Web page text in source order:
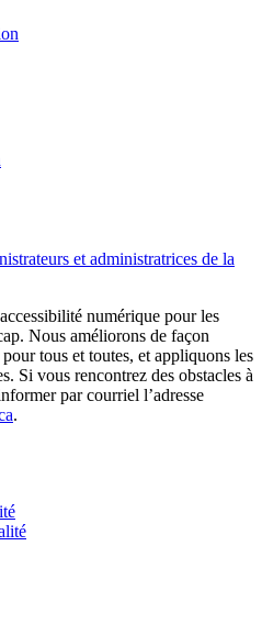
et administratrices de la
numérique pour les
Nous améliorons de façon
tous et toutes, et appliquons les
Si vous rencontrez des obstacles à
par courriel l’adresse
.